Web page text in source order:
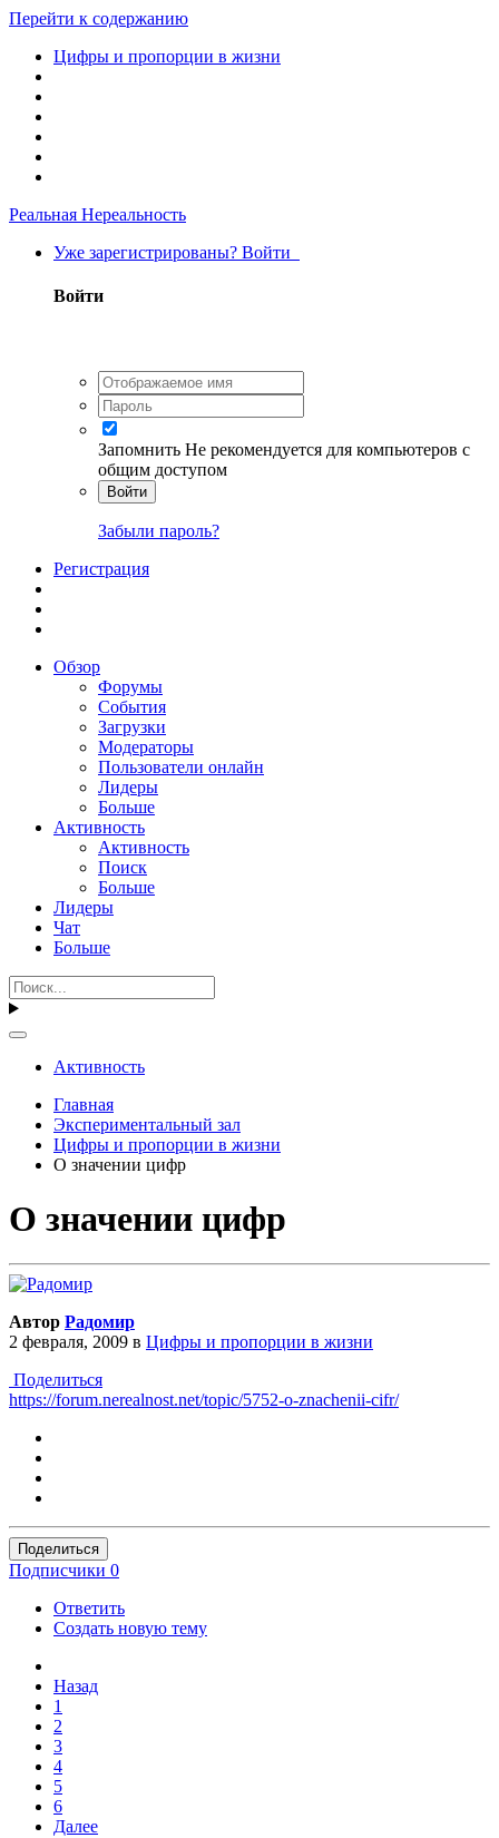
Перейти к содержанию
Цифры и пропорции в жизни
Реальная Нереальность
Уже зарегистрированы? Войти
Войти
Запомнить Не рекомендуется для компьютеров с
общим доступом
Войти
Забыли пароль?
Регистрация
Обзор
Форумы
События
Загрузки
Модераторы
Пользователи онлайн
Лидеры
Больше
Активность
Активность
Поиск
Больше
Лидеры
Чат
Больше
Активность
Главная
Экспериментальный зал
Цифры и пропорции в жизни
О значении цифр
О значении цифр
Автор Радомир
2 февраля, 2009 в Цифры и пропорции в жизни
Поделиться
https://forum.nerealnost.net/topic/5752-o-znachenii-cifr/
Поделиться
Подписчики 0
Ответить
Создать новую тему
Назад
1
2
3
4
5
6
Далее